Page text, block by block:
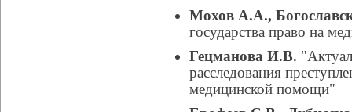
Мохов А.А.,
государства право на
Гецманова И.В.
расследования
медицинской помощи"